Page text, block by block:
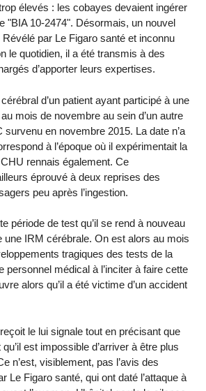
élevés : les cobayes devaient ingérer
"BIA 10-2474". Désormais, un nouvel
par Le Figaro santé et inconnu
le quotidien, il a été transmis à des
d’apporter leurs expertises.
d’un patient ayant participé à une
mois de novembre au sein d’un autre
survenu en novembre 2015. La date n’a
à l’époque où il expérimentait la
rennais également. Ce
éprouvé à deux reprises des
peu après l’ingestion.
période de test qu’il se rend à nouveau
une IRM cérébrale. On est alors au mois
tragiques des tests de la
personnel médical à l’inciter à faire cette
alors qu’il a été victime d’un accident
le lui signale tout en précisant que
est impossible d’arriver à être plus
n’est, visiblement, pas l’avis des
Le Figaro santé, qui ont daté l’attaque à